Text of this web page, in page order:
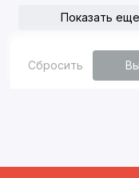
Показать
Сбросить